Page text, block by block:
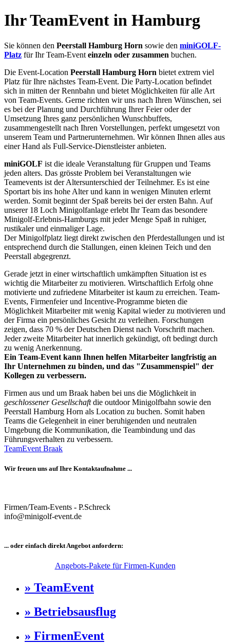
Ihr TeamEvent in Hamburg
Sie können den Peerstall Hamburg Horn sowie den miniGOLF-
Platz für Ihr Team-Event einzeln oder zusammen buchen.
Die Event-Location Peerstall Hamburg Horn bietet extrem viel
Platz für Ihre nächstes Team-Event. Die Party-Location befindet
sich in mitten der Rennbahn und bietet Möglichkeiten für alle Art
von Team-Events. Gerne richten wir uns nach Ihren Wünschen, sei
es bei der Planung und Durchführung Ihrer Feier oder der
Umsetzung Ihres ganz persönlichen Wunschbuffets,
zusammengestellt nach Ihren Vorstellungen, perfekt umgesetzt von
unserem Team und Partnerunternehmen. Wir können Ihnen alles aus
einer Hand als Full-Service-Dienstleister anbieten.
miniGOLF ist die ideale Veranstaltung für Gruppen und Teams
jeden alters. Das grösste Problem bei Veranstaltungen wie
Teamevents ist der Altersunterschied der Teilnehmer. Es ist eine
Sportart bis ins hohe Alter und kann in wenigen Minuten erlernt
werden. Somit beginnt der Spaß bereits bei der ersten Bahn. Auf
unserer 18 Loch Minigolfanlage erlebt Ihr Team das besondere
Minigolf-Erlebnis-Hamburgs mit jeder Menge Spaß in ruhiger,
rustikaler und einmaliger Lage.
Der Minigolfplatz liegt direkt zwischen den Pferdestallungen und ist
entsprechend durch die Stallungen, einen kleinen Teich und den
Peerstall abgegrenzt.
Gerade jetzt in einer wirtschaftlich umkämpften Situation ist es
wichtig die Mitarbeiter zu motivieren. Wirtschaftlich Erfolg ohne
motivierte und zufriedene Mitarbeiter ist kaum zu erreichen. Team-
Events, Firmenfeier und Incentive-Programme bieten die
Möglichkeit Mitarbeiter mit wenig Kapital wieder zu motivieren und
der Firma ein persönliches Gesicht zu verleihen. Forschungen
zeigen, dass 70 % der Deutschen Dienst nach Vorschrift machen.
Jeder zweite Mitarbeiter hat innerlich gekündigt, oft bedingt durch
zu wenig Anerkennung.
Ein Team-Event kann Ihnen helfen Mitarbeiter langfristig an
Ihr Unternehmen zu binden, und das "Zusammenspiel" der
Kollegen zu verbessern.
Firmen aus und um Braak haben bei uns die Möglichkeit in
geschlossener Gesellschaftdie outdoor Minigolfbahn sowie den
Peerstall Hamburg Horn als Location zu buchen. Somit haben
Teams die Gelegenheit in einer beruhigenden und neutralen
Umgebung die Kommunikation, die Teambindung und das
Führungsverhalten zu verbessern.
TeamEvent Braak
Wir freuen uns auf Ihre Kontaktaufnahme ...
Firmen/Team-Events - P.Schreck
info@minigolf-event.de
... oder einfach direkt Angebot anfordern:
Angebots-Pakete für Firmen-Kunden
» TeamEvent
» Betriebsausflug
» FirmenEvent